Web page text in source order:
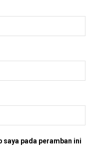
saya pada peramban ini